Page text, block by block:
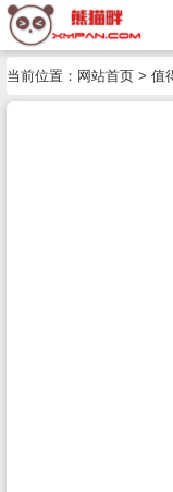
当前位置： 网站首页 > 值